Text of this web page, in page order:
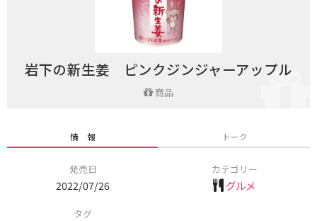
岩下の新生姜 ピンクジンジャーアップル
商品
情 報 トーク
発売日
2022/07/26
カテゴリー
グルメ
タグ